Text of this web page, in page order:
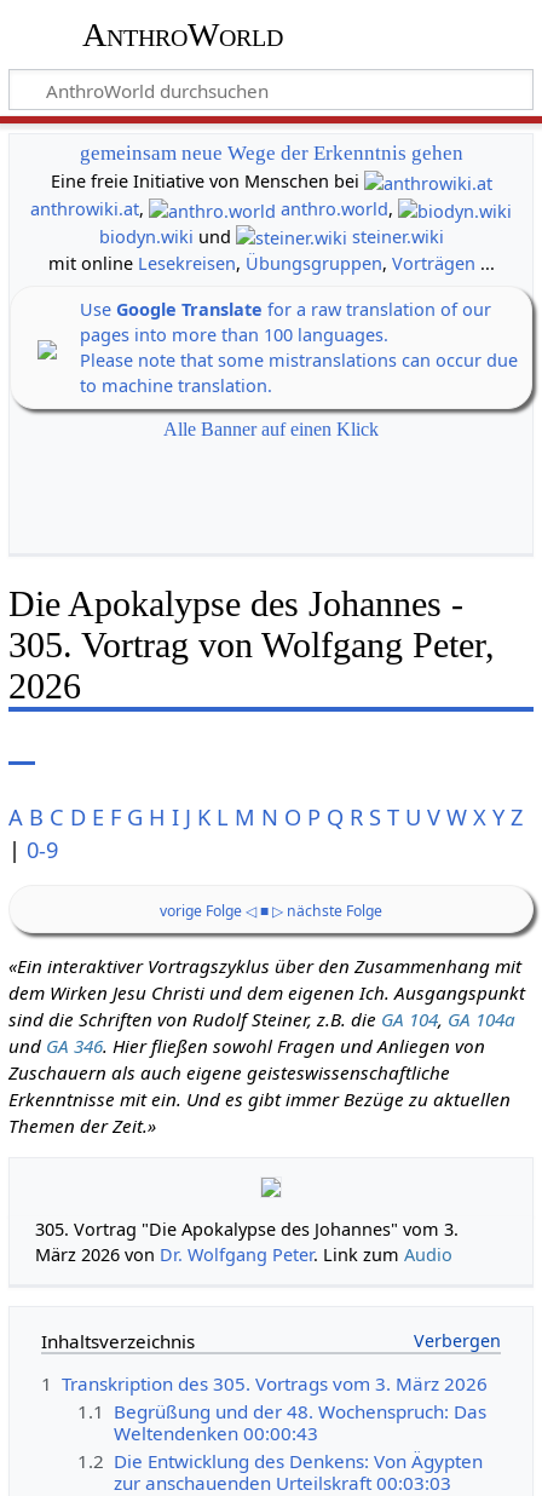
AnthroWorld
gemeinsam neue Wege der Erkenntnis gehen
Eine freie Initiative von Menschen bei
anthrowiki.at, anthro.world,
biodyn.wiki und
steiner.wiki
mit online Lesekreisen, Übungsgruppen, Vorträgen ...
Use Google Translate for a raw translation of our
pages into more than 100 languages.
Please note that some mistranslations can occur due
to machine translation.
Alle Banner auf einen Klick
Die Apokalypse des Johannes -
305. Vortrag von Wolfgang Peter,
2026
A B C D E F G H I J K L M N O P Q R S T U V W X Y Z
| 0-9
vorige Folge ◁■▷ nächste Folge
«Ein interaktiver Vortragszyklus über den Zusammenhang mit
dem Wirken Jesu Christi und dem eigenen Ich. Ausgangspunkt
sind die Schriften von Rudolf Steiner, z.B. die GA 104, GA 104a
und GA 346. Hier fließen sowohl Fragen und Anliegen von
Zuschauern als auch eigene geisteswissenschaftliche
Erkenntnisse mit ein. Und es gibt immer Bezüge zu aktuellen
Themen der Zeit.»
305. Vortrag "Die Apokalypse des Johannes" vom 3.
März 2026 von Dr. Wolfgang Peter. Link zumAudio
Inhaltsverzeichnis
1 Transkription des 305. Vortrags vom 3. März 2026
1.1 Begrüßung und der 48. Wochenspruch: Das
Weltendenken 00:00:43
1.2 Die Entwicklung des Denkens: Von Ägypten
zur anschauenden Urteilskraft 00:03:03